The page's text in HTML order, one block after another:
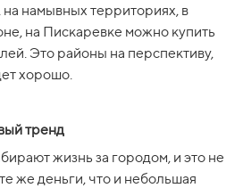
намывных территориях, в
на Пискаревке можно купить
Это районы на перспективу,
хорошо.
тренд
жизнь за городом, и это не
же деньги, что и небольшая